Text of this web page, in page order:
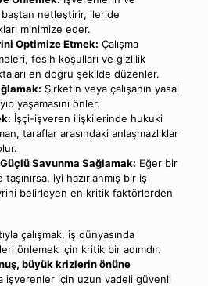
baştan netleştirir, ileride
minimize eder.
Optimize Etmek: Çalışma
fesih koşulları ve gizlilik
en doğru şekilde düzenler.
Şirketin veya çalışanın yasal
yaşamasını önler.
İşçi-işveren ilişkilerinde hukuki
taraflar arasındaki anlaşmazlıklar
Savunma Sağlamak: Eğer bir
iyi hazırlanmış bir iş
belirleyen en kritik faktörlerden
çalışmak, iş dünyasında
önlemek için kritik bir adımdır.
büyük krizlerin önüne
işverenler için uzun vadeli güvenli